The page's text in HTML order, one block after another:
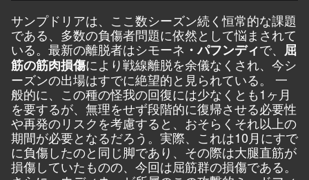
サンプドリアは、ここ数シーズン続く恒常的な課題
である、多数の負傷者問題に依然として悩まされて
いる。最新の離脱者はシモーネ ・パフンディで、 屈
筋の筋肉損傷により戦線離脱を余儀なくされ、今シ
ーズンの出場はすでに絶望的と見られている。 一
般的に、この種の怪我の回復には少なくとも1ヶ月
を要するが、無理をせず段階的に復帰させる必要性
や再発のリスクを考慮すると、おそらくそれ以上の
期間が必要となるだろう。実際、これは10月にすで
に負傷したのと同じ脚であり、その際は大腿直筋が
損傷していたものの、今回は屈筋群の損傷である。